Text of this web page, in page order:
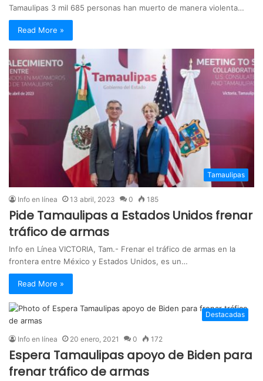
Tamaulipas 3 mil 685 personas han muerto de manera violenta…
Read More »
Tamaulipas
Info en línea 13 abril, 2023 0 185
Pide Tamaulipas a Estados Unidos frenar
tráfico de armas
Info en Línea VICTORIA, Tam.- Frenar el tráfico de armas en la
frontera entre México y Estados Unidos, es un…
Read More »
Destacadas
Info en línea 20 enero, 2021 0 172
Espera Tamaulipas apoyo de Biden para
frenar tráfico de armas